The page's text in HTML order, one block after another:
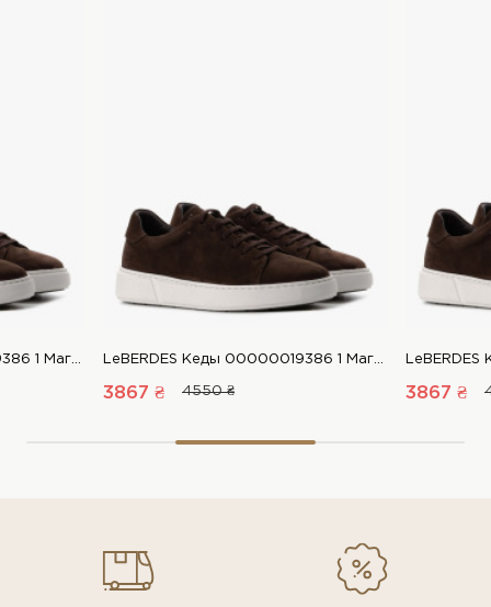
LeBERDES Кеды 00000019386 1 Магазин обуви “Favorite Shoes” LeBERDES Кеды 00000019386 1 Магазин обуви “Favorite Shoes”
3867 ₴ 4550 ₴ 3867 ₴